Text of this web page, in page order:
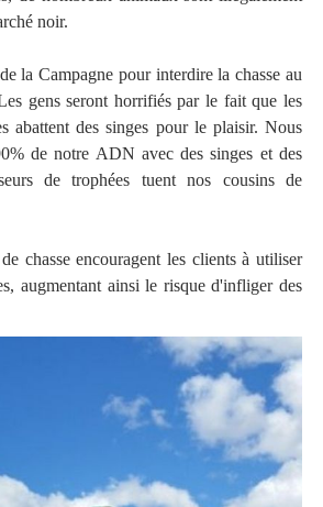
noir.
la Campagne pour interdire la chasse au
gens seront horrifiés par le fait que les
abattent des singes pour le plaisir. Nous
de notre ADN avec des singes et des
de trophées tuent nos cousins ​​de
chasse encouragent les clients à utiliser
augmentant ainsi le risque d'infliger des